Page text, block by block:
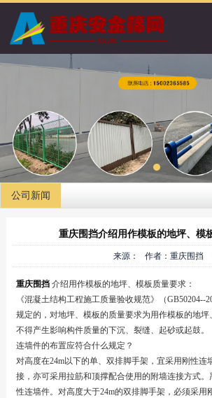
公司新闻
重庆围挡介绍用作模板的地坪、模
来源： 作者：重庆围挡
重庆围挡 介绍用作模板的地坪、模板质量要求：
《混凝土结构工程施工质量验收规范》（GB50204--
规定的，对地坪、模板的质量要求为用作模板的地坪
不得产生影响构件质量的下沉、裂缝、起砂或起鼓。
连墙件的布置应符合什么规定？
对高度在24m以下的单、双排脚手架，宜采用刚性连
接，亦可采用拉筋和顶撑配合使用的附墙连接方式
性连墙件。对高度大于24m的双排脚手架，必须采用